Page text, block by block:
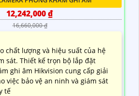
12,242,000 ₫
16,660,000 ₫
chất lượng và hiệu suất của hệ
sát. Thiết kế trọn bộ lắp đặt
ghi âm Hikvision cung cấp giải
việc bảo vệ an ninh và giám sát
tế